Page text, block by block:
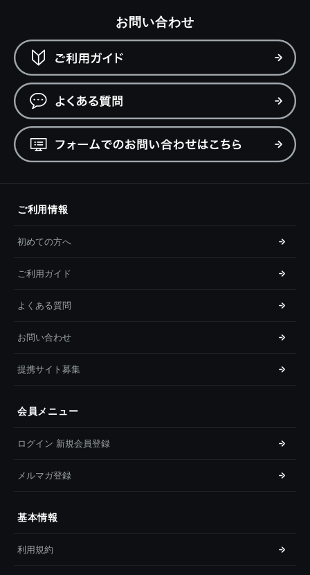
お問い合わせ
ご利用情報
初めての方へ
ご利用ガイド
よくある質問
お問い合わせ
提携サイト募集
会員メニュー
ログイン 新規会員登録
メルマガ登録
基本情報
利用規約